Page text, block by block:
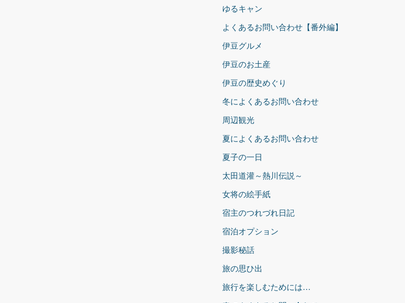
ゆるキャン
よくあるお問い合わせ【番外編】
伊豆グルメ
伊豆のお土産
伊豆の歴史めぐり
冬によくあるお問い合わせ
周辺観光
夏によくあるお問い合わせ
夏子の一日
太田道灌～熱川伝説～
女将の絵手紙
宿主のつれづれ日記
宿泊オプション
撮影秘話
旅の思ひ出
旅行を楽しむためには…